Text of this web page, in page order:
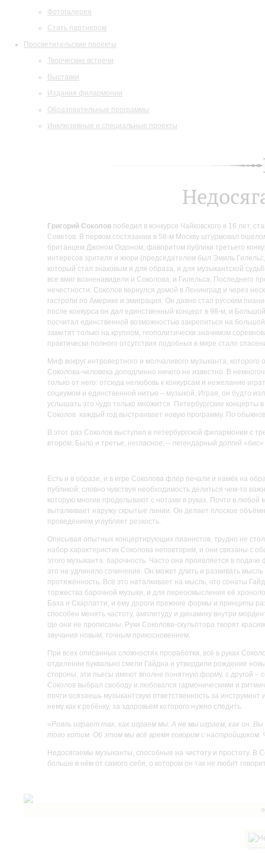
Фотогалерея
Стать партнером
Просветительские проекты
Творческие встречи
Выставки
Издания филармонии
Образовательные программы
Инклюзивные и специальные проекты
Григорий Соколов победил в конкурсе Чайковского в 16 лет,
Советов. В первом состязании в 58-м Москву штурмовал
британцем Джоном Огдоном; фаворитом публики третьего
интересов зрителя и жюри (председателем был Эмиль
который стал знаковым и для образа, и для музыкантской
все вмиг возненавидели и Соколова, и Гилельса. Последнего
нечестности. Соколов вернулся домой в Ленинград и через
гастроли по Америке и эмиграция. Он давно стал русским
после конкурса он дал единственный концерт в 98-м, и
посчитал единственной возможностью закрепиться на
заметят только на крупном, геополитически значимом
практически полного отсутствия подобных в мире стало
Миф вокруг интровертного и молчаливого музыканта,
Соколова-человека доподлинно ничего не известно. В
только от него: отсюда нелюбовь к конкурсам и нежелание
социумом и единственной нитью – музыкой. Играя, он будто
услышать это чудо только множится. Петербургские концерты
Соколов каждый год выстраивает новую программу. По
В этот раз Соколов выступил в петербургской филармонии с
втором. Было и третье, негласное, – легендарный долгий
Есть и в образе, и в игре Соколова флёр печали и намёк на
публикой: словно чувствуя необходимость делиться чем-то
которую многие проделывают с нотами в руках. Почти в любой
выталкивает наружу скрытые линии. Он делает плоское
проведением углубляет резкость.
Описывая опытных концертирующих пианистов, трудно не
набор характеристик Соколова неповторим, и они связаны с
этого музыканта: барочность. Часто она проявляется в
это не удлинило сочинение. Он может длить и развивать
протяжённость. Всё это наталкивает на мысль, что сонаты
торжества барочной музыки, и для переосмысления её
Баха и Скарлатти, и ему дороги прежние формы и принципы
способен менять частоту, амплитуду и динамику внутри
где они не прописаны. Руки Соколова-скульптора творят
звучания новым, точным прикосновением.
При всех описанных сложностях проработки, всё в руках
отделении буквально смели Гайдна и утвердили рождение
стороны, эти пьесы имеют вполне понятную форму, с другой –
Соколов выбрал свободу и любовался гармоническими и
почти осязаешь музыкантскую ответственность за
нему как к ребёнку, за здоровьем которого нужно следить.
«Рояль играет так, как играем мы. А не мы играем, как он.
того хотим. Об этом мы всё время говорим с
Недосягаемы музыканты, способные на чистоту и простоту. В
больше в нём от самого себя, о котором он так не любит